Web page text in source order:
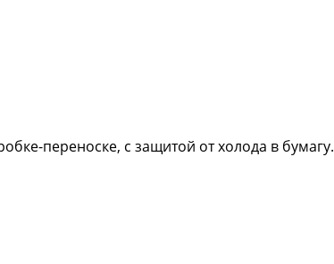
переноске, с защитой от холода в бумагу.